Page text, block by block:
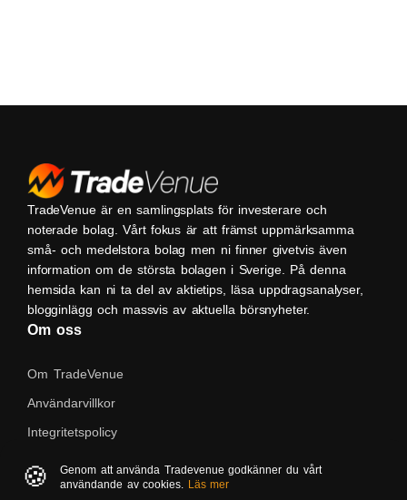
TradeVenue är en samlingsplats för investerare och
noterade bolag. Vårt fokus är att främst uppmärksamma
små- och medelstora bolag men ni finner givetvis även
information om de största bolagen i Sverige. På denna
hemsida kan ni ta del av aktietips, läsa uppdragsanalyser,
blogginlägg och massvis av aktuella börsnyheter.
Om oss
Om TradeVenue
Användarvillkor
Integritetspolicy
Native
🍪
Genom att använda Tradevenue godkänner du vårt
användande av cookies. Läs mer